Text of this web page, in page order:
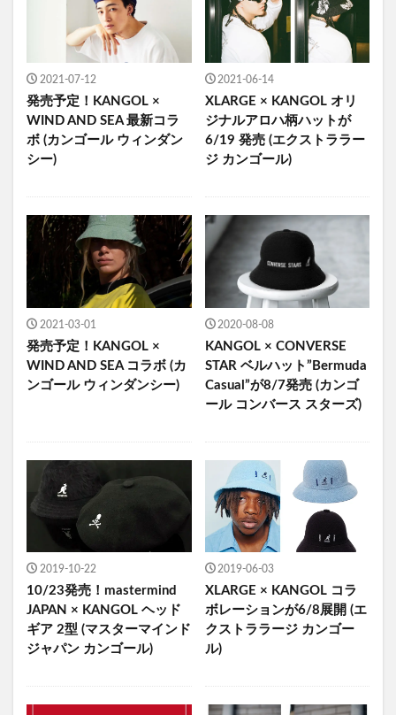
2021-07-12
発売予定！KANGOL ×
WIND AND SEA 最新コラ
ボ (カンゴール ウィンダン
シー)
2021-06-14
XLARGE × KANGOL オリ
ジナルアロハ柄ハットが
6/19 発売 (エクストララー
ジ カンゴール)
2021-03-01
発売予定！KANGOL ×
WIND AND SEA コラボ (カ
ンゴール ウィンダンシー)
2020-08-08
KANGOL × CONVERSE
STAR ベルハット”Bermuda
Casual”が8/7発売 (カンゴ
ール コンバース スターズ)
2019-10-22
10/23発売！mastermind
JAPAN × KANGOL ヘッド
ギア 2型 (マスターマインド
ジャパン カンゴール)
2019-06-03
XLARGE × KANGOL コラ
ボレーションが6/8展開 (エ
クストララージ カンゴー
ル)